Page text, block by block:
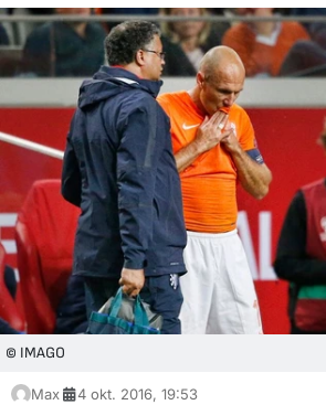
© IMAGO
Max 4 okt. 2016, 19:53